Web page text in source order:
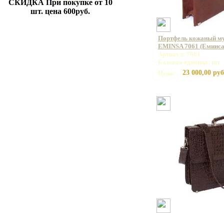
СКИДКА При покупке от 10
шт. цена 600руб.
Портфель кожаный
EMINSA 7061
Артикул: 7061
Базовая единица: шт
Цена:
23 000,00